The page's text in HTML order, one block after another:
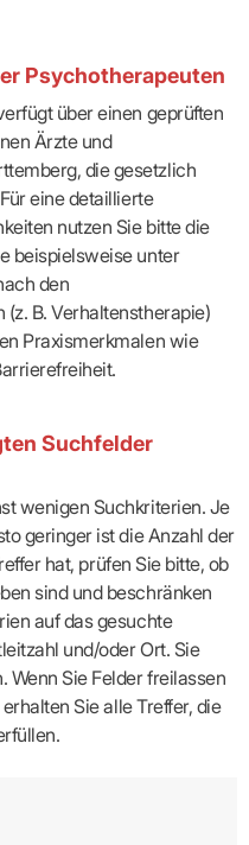
Psychotherapeuten
über einen geprüften
Ärzte und
die gesetzlich
eine detaillierte
nutzen Sie bitte die
beispielsweise unter
den
B. Verhaltenstherapie)
Praxismerkmalen wie
Suchfelder
wenigen Suchkriterien. Je
geringer ist die Anzahl der
hat, prüfen Sie bitte, ob
sind und beschränken
auf das gesuchte
und/oder Ort. Sie
Wenn Sie Felder freilassen
Sie alle Treffer, die